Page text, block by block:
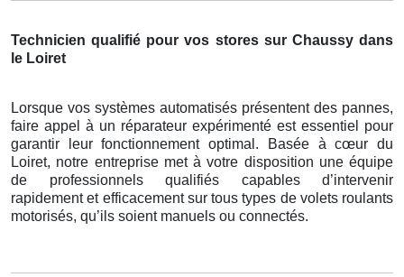
Technicien qualifié pour vos stores sur Chaussy dans
le Loiret
Lorsque vos systèmes automatisés présentent des pannes,
faire appel à un réparateur expérimenté est essentiel pour
garantir leur fonctionnement optimal. Basée à cœur du
Loiret, notre entreprise met à votre disposition une équipe
de professionnels qualifiés capables d’intervenir
rapidement et efficacement sur tous types de volets roulants
motorisés, qu’ils soient manuels ou connectés.